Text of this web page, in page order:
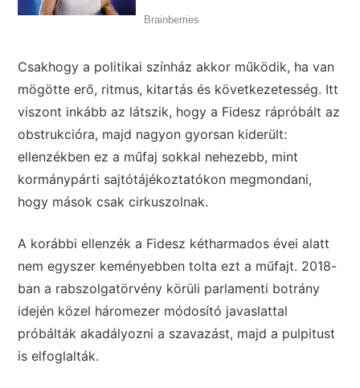
Csakhogy a politikai színház akkor működik, ha van
mögötte erő, ritmus, kitartás és következetesség. Itt
viszont inkább az látszik, hogy a Fidesz rápróbált az
obstrukcióra, majd nagyon gyorsan kiderült:
ellenzékben ez a műfaj sokkal nehezebb, mint
kormánypárti sajtótájékoztatókon megmondani,
hogy mások csak cirkuszolnak.
A korábbi ellenzék a Fidesz kétharmados évei alatt
nem egyszer keményebben tolta ezt a műfajt. 2018-
ban a rabszolgatörvény körüli parlamenti botrány
idején közel háromezer módosító javaslattal
próbálták akadályozni a szavazást, majd a pulpitust
is elfoglalták.